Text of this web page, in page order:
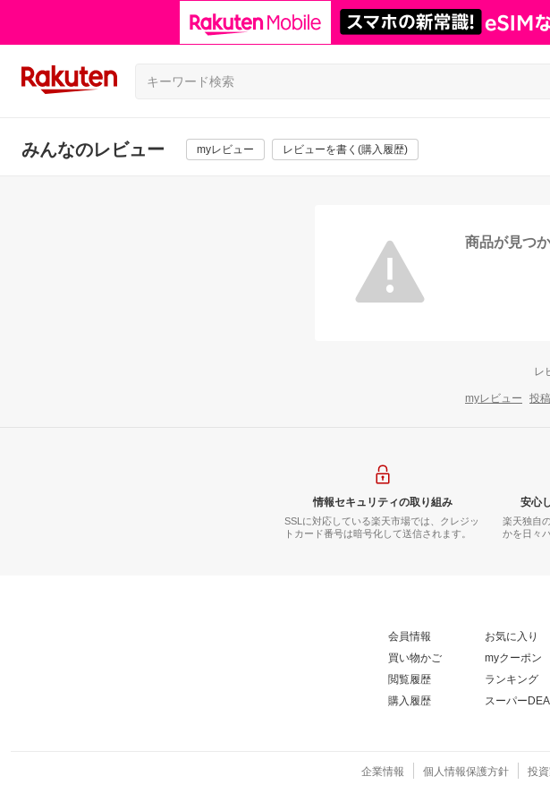
みんなのレビュー myレビュー レビューを書く(購入履歴)
商品が見つ
レ
myレビュー 投
情報セキュリティの取り組み
SSLに対応している楽天市場では、クレジッ
トカード番号は暗号化して送信されます。
安心
楽天独自
かを日々
会員情報
買い物かご
閲覧履歴
購入履歴
お気に入り
myクーポン
ランキング
スーパー
企業情報 個人情報保護方針 投